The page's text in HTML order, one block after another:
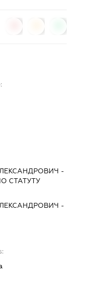
-
СТАТУТУ
-